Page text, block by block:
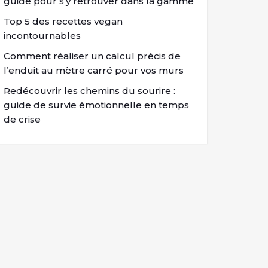
Top 5 des recettes vegan
incontournables
Comment réaliser un calcul précis de
l’enduit au mètre carré pour vos murs
Redécouvrir les chemins du sourire :
guide de survie émotionnelle en temps
de crise